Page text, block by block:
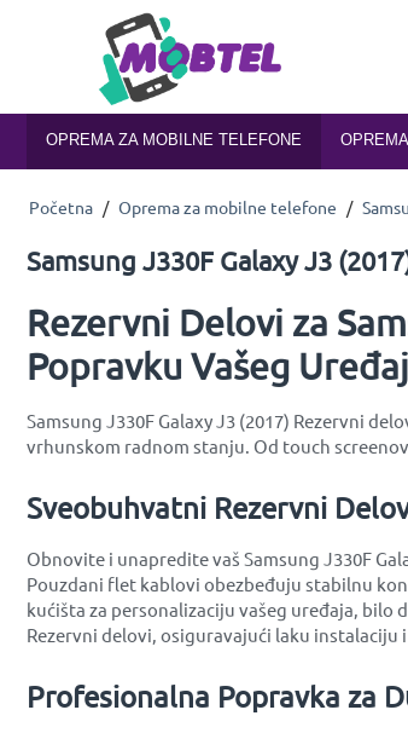
OPREMA ZA MOBILNE TELEFONE
Početna / Oprema za mobilne telefone /
Samsung J330F Galaxy J3
Rezervni Delovi za
Popravku Vašeg
Samsung J330F Galaxy J3 (2017) Rezervni
vrhunskom radnom stanju. Od touch
Sveobuhvatni Rezervni
Obnovite i unapredite vaš Samsung J330F
Pouzdani flet kablovi obezbeđuju stabilnu
kućišta za personalizaciju vašeg uređaja, bilo
Rezervni delovi, osiguravajući laku
Profesionalna Popravka za